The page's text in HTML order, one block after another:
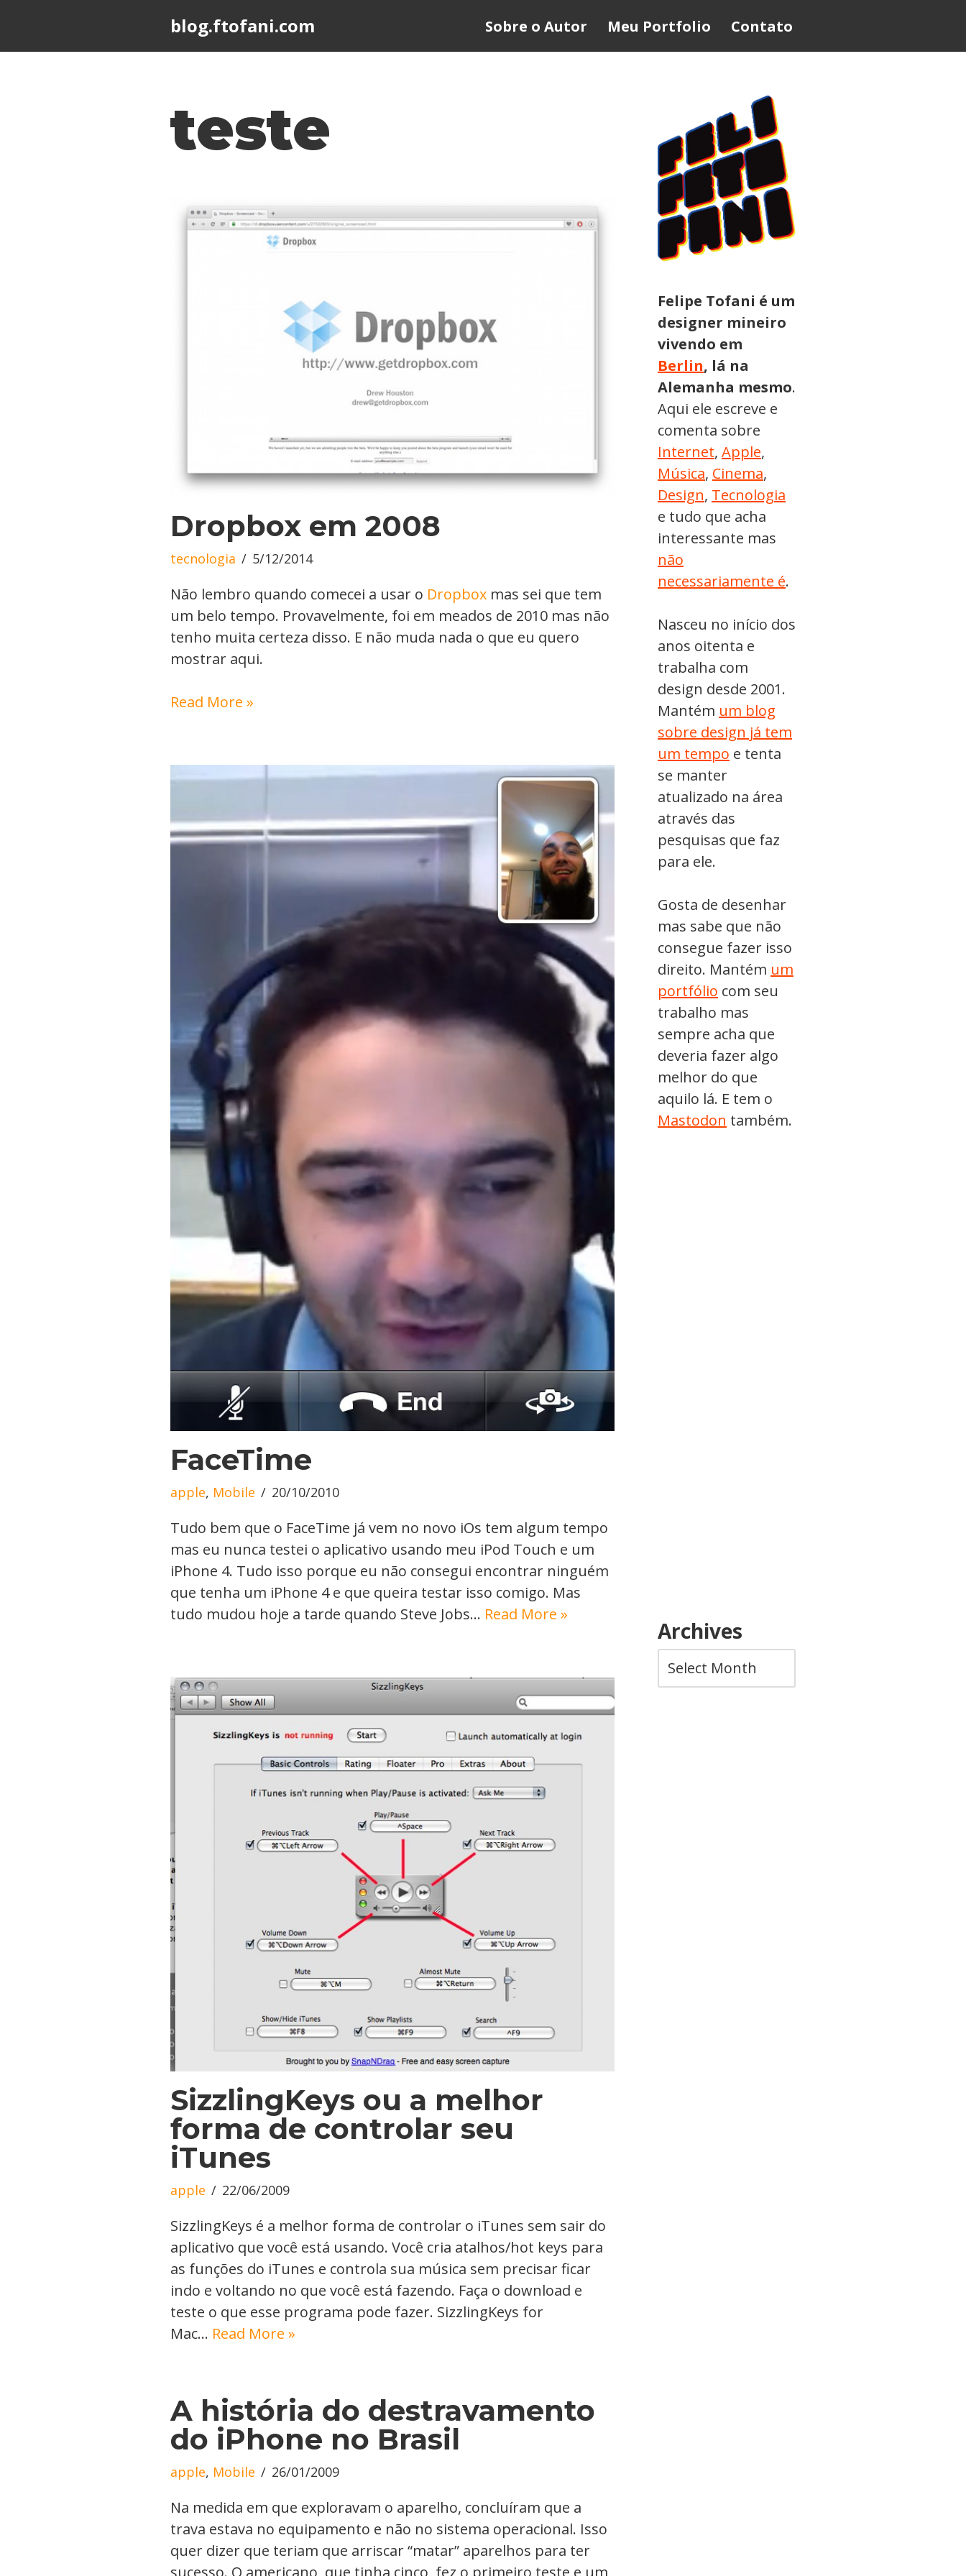
blog.ftofani.com Sobre o Autor Meu Portfolio Contato
teste
Dropbox em 2008
tecnologia 5/12/2014
Não lembro quando comecei a usar o Dropbox mas sei que tem
um belo tempo. Provavelmente, foi em meados de 2010 mas não
tenho muita certeza disso. E não muda nada o que eu quero
mostrar aqui.
Read More »
FaceTime
apple, Mobile 20/10/2010
Tudo bem que o FaceTime já vem no novo iOs tem algum tempo
mas eu nunca testei o aplicativo usando meu iPod Touch e um
iPhone 4. Tudo isso porque eu não consegui encontrar ninguém
que tenha um iPhone 4 e que queira testar isso comigo. Mas
tudo mudou hoje a tarde quando Steve Jobs… Read More »
SizzlingKeys ou a melhor
forma de controlar seu
iTunes
apple 22/06/2009
SizzlingKeys é a melhor forma de controlar o iTunes sem sair do
aplicativo que você está usando. Você cria atalhos/hot keys para
as funções do iTunes e controla sua música sem precisar ficar
indo e voltando no que você está fazendo. Faça o download e
teste o que esse programa pode fazer. SizzlingKeys for
Mac… Read More »
A história do destravamento
do iPhone no Brasil
apple, Mobile 26/01/2009
Na medida em que exploravam o aparelho, concluíram que a
trava estava no equipamento e não no sistema operacional. Isso
quer dizer que teriam que arriscar “matar” aparelhos para ter
Felipe Tofani é um
designer mineiro
vivendo em
Berlin, lá na
Alemanha mesmo.
Aqui ele escreve e
comenta sobre
Internet, Apple,
Música, Cinema,
Design, Tecnologia
e tudo que acha
interessante mas
não
necessariamente é.
Nasceu no início dos
anos oitenta e
trabalha com
design desde 2001.
Mantém um blog
sobre design já tem
um tempo e tenta
se manter
atualizado na área
através das
pesquisas que faz
para ele.
Gosta de desenhar
mas sabe que não
consegue fazer isso
direito. Mantém um
portfólio com seu
trabalho mas
sempre acha que
deveria fazer algo
melhor do que
aquilo lá. E tem o
Mastodon também.
Archives